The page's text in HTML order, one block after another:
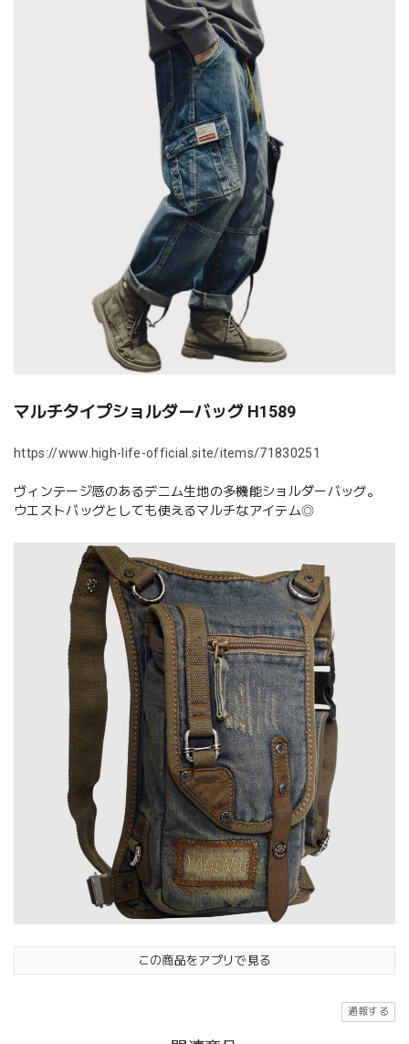
マルチタイプショルダーバッグ H1589
https://www.high-life-official.site/items/71830251
ヴィンテージ感のあるデニム生地の多機能ショルダーバッグ。
ウエストバッグとしても使えるマルチなアイテム◎
この商品をアプリで見る
通報する